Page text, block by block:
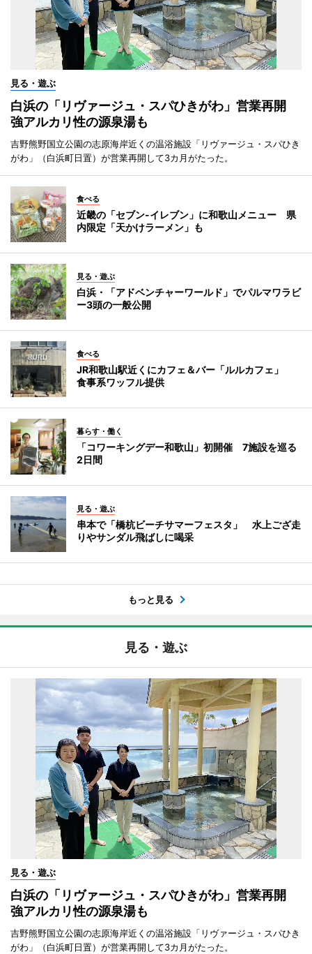
見る・遊ぶ
白浜の「リヴァージュ・スパひきがわ」営業再開
強アルカリ性の源泉湯も
吉野熊野国立公園の志原海岸近くの温浴施設「リヴァージュ・スパひき
がわ」（白浜町日置）が営業再開して3カ月がたった。
食べる
近畿の「セブン-イレブン」に和歌山メニュー 県
内限定「天かけラーメン」も
見る・遊ぶ
白浜・「アドベンチャーワールド」でパルマワラビ
ー3頭の一般公開
食べる
JR和歌山駅近くにカフェ＆バー「ルルカフェ」
食事系ワッフル提供
暮らす・働く
「コワーキングデー和歌山」初開催 7施設を巡る
2日間
見る・遊ぶ
串本で「橋杭ビーチサマーフェスタ」 水上ござ走
りやサンダル飛ばしに喝采
もっと見る
見る・遊ぶ
見る・遊ぶ
白浜の「リヴァージュ・スパひきがわ」営業再開
強アルカリ性の源泉湯も
吉野熊野国立公園の志原海岸近くの温浴施設「リヴァージュ・スパひき
がわ」（白浜町日置）が営業再開して3カ月がたった。